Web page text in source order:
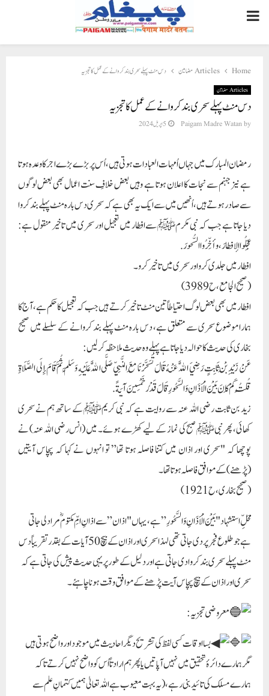
PRIMARY
MENU
Home Articles مضامین دس منٹ پہلے سحری بند کروانے کے عمل کا تجزیہ
Articles مضامین
دس منٹ پہلے سحری بند کروانے کے عمل کا تجزیہ
by
Paigam Madre Watan 5 اپریل 2024
رمضان المبارک میں جہاں اُمہات العبادات ہوتی ہیں، اُس پر بڑے بڑے اجر کا وعدہ ہوتا
ہے نیز جہنم سے نجات کا اعلان ہوتا ہے وہیں بعض خلافِ سنت اعمال بھی بعض لوگوں
سے صادر ہوتے ہیں، اُنھیں میں سے ایک یہ بھی ہے کہ سحری دس بارہ منٹ پہلے بند کروا
دیا جاتا ہے جب کہ نبی مکرمﷺ سے افطار میں تعجیل اور سحری میں تاخیر منقول ہے:
عجِّلُوا الإفطارَ، وأخِّرُوا السُّحورَ.
افطار میں جلدی کرو اور سحری میں تاخیر کرو۔
(صحيح الجامع، ح3989)
افطار میں بھی بعض لوگ احتیاطاً تین منٹ تاخیر کرتے ہیں جب کہ تعجیل کا حکم ہے، آج کا
ہمارا موضوع سحری سے متعلق ہے، دس بارہ منٹ پہلے بند کروانے کے سلسلے میں صحیح
بخاری کی حدیث کا حوالہ دیا جاتا ہے پہلے وہ حدیث ملاحظہ کر لیں:
عَنْ زَيْدِ بْنِ ثَابِتٍ رَضِيَ اللَّهُ عَنْهُ قَالَ تَسَحَّرْنَا مَعَ النَّبِيِّ صَلَّى اللَّهُ عَلَيْهِ وَسَلَّمَ ثُمَّ قَامَ إِلَى الصَّلَاةِ
قُلْتُ كَمْ كَانَ بَيْنَ الْأَذَانِ وَالسَّحُورِ قَالَ قَدْرُ خَمْسِينَ آيَةً.
زید بن ثابت رضی اللہ عنہ سے روایت ہے کہ نبی کریمﷺ کے ساتھ ہم نے سحری
کھائی، پھر نبیﷺ صبح کی نماز کے لیے کھڑے ہوئے۔ میں (انس رضی اللہ عنہ) نے
پوچھا کہ "سحری اور اذان میں کتنا فاصلہ ہوتا تھا” تو انہوں نے کہا کہ پچاس آیتیں
(پڑھنے) کے موافق فاصلہ ہوتا تھا۔
(صحیح بخاری، ح1921)
محَلِّ استشہاد "بَيْنَ الْأَذَانِ وَالسَّحُورِ” ہے، یہاں "اذان” سے اذانِ امِّ مکتوم ؓ مراد لی جاتی
ہے جو طلوع فجر پر دی جاتی تھی لہذا سحری اور اذان کے بیچ 50 آیات کے بقدر تقریباً دس
منٹ پہلے سحری بند کروا دی جاتی ہے اور دلیل کے طور پر یہی حدیث پیش کی جاتی ہے کہ
سحری اور اذان کے بیچ پچاس آیت پڑھنے کے موافق وقت ہونا چاہئے۔
معروضی تجزیہ:
بسا اوقات کسی لفظ کی تشریح دیگر احادیث میں موجود اور واضح ہوتی ہیں
مگر ہمارے دائرۂ تحقیق میں نہیں آپاتیں یا پھر ہم ارادتاً اُس کو واضح نہیں کرتے تاکہ
ہمارے مسلک کی تائید بنی رہے، (یہ بہت معیوب ہے اللہ تعالیٰ ہمیں کتمانِ علم سے